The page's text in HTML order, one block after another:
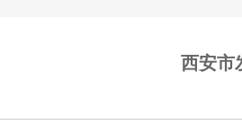
西安市